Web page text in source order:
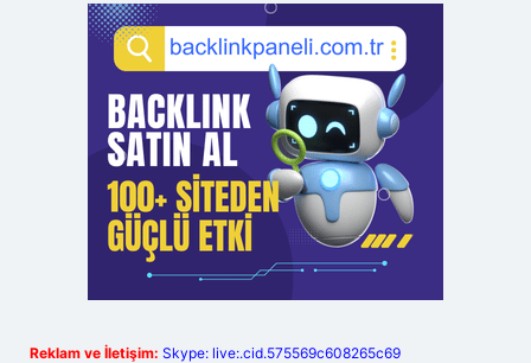
Reklam ve İletişim: Skype: live:.cid.575569c608265c69